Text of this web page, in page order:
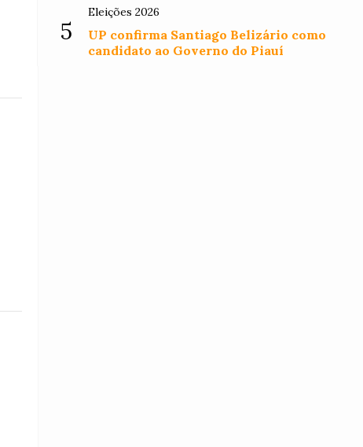
5
Eleições 2026
UP confirma Santiago Belizário como
candidato ao Governo do Piauí